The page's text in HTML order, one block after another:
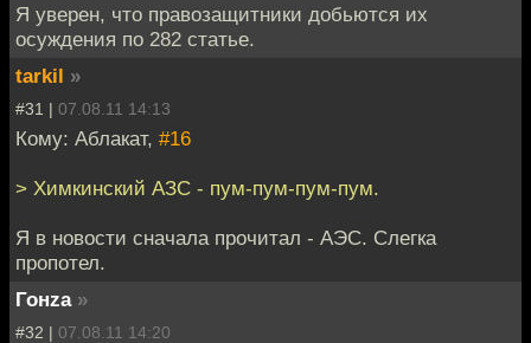
Я уверен, что правозащитники добьются их
осуждения по 282 статье.
tarkil »
#31 | 07.08.11 14:13
Кому: Аблакат, #16
> Химкинский АЗС - пум-пум-пум-пум.
Я в новости сначала прочитал - АЭС. Слегка
пропотел.
Гонzа »
#32 | 07.08.11 14:20